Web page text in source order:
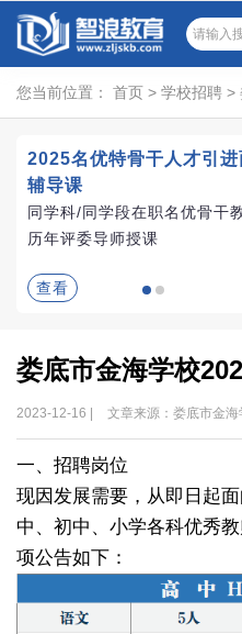
您当前位置： 首页 > 学校招聘 >
2025名优特骨干人才引进
辅导课
同学科/同学段在职名优骨干教
历年评委导师授课
查看
娄底市金海学校
2023-12-16 | 文章来源：娄底市金海
一、招聘岗位
现因发展需要，从即日起
中、初中、小学各科优秀
项公告如下：